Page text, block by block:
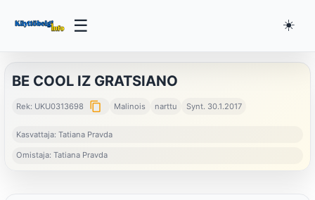
☰ ☀️
BE COOL IZ GRATSIANO
Rek: UKU0313698 content_copy Malinois narttu Synt. 30.1.2017
Kasvattaja: Tatiana Pravda
Omistaja: Tatiana Pravda